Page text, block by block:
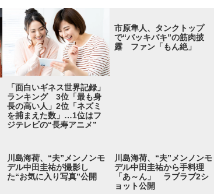
「面白いギネス世界記録」
ランキング 3位「最も身
長の高い人」2位「ネズミ
を捕まえた数」…1位はフ
ジテレビの“長寿アニメ”
市原隼人、タンクトップ
で“バッキバキ”の筋肉披
露 ファン「もん絶」
川島海荷、“夫”メンノンモ
デル中田圭祐が撮影し
た“お気に入り写真”公開
川島海荷、“夫”メンノンモ
デル中田圭祐から手料理
「あ～ん」 ラブラブ2シ
ョット公開